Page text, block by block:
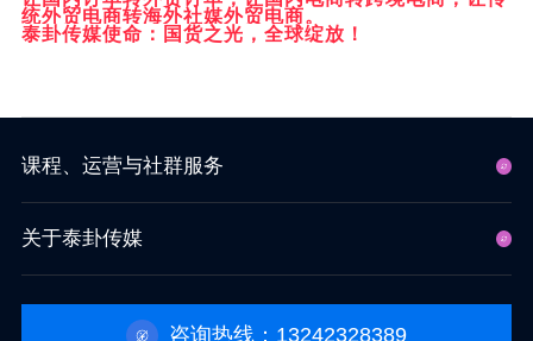
统外贸电商转海外社媒外贸电商。
泰卦传媒使命：国货之光，全球绽放！
课程、运营与社群服务
关于泰卦传媒
咨询热线：13242328389